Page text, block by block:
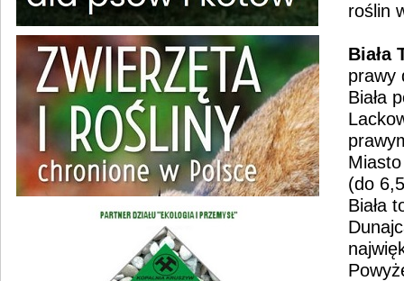
roślin
Biała
prawy
Biała
(do
Biała